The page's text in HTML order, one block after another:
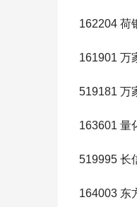
162204 荷
161901 万
519181 万
163601 量
519995 长
164003 东